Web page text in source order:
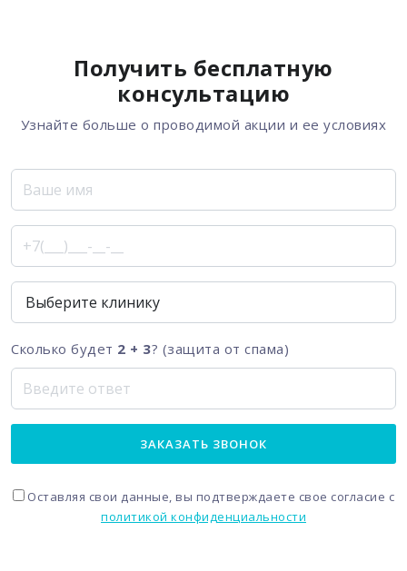
Получить бесплатную
консультацию
Узнайте больше о проводимой акции и ее условиях
Сколько будет 2 + 3? (защита от спама)
ЗАКАЗАТЬ ЗВОНОК
Оставляя свои данные, вы подтверждаете свое согласие с
политикой конфиденциальности